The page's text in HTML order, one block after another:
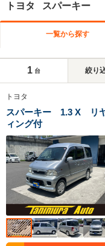
トヨタ スパーキー
一覧から探す
1 台 絞り
トヨタ
スパーキー 1.3 X リ
ィング付